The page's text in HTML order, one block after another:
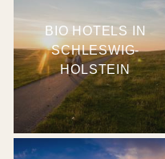
BIO HOTELS IN
SCHLESWIG-
HOLSTEIN